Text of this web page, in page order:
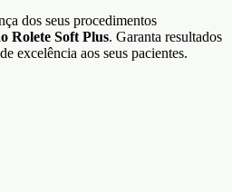
dos seus procedimentos
Rolete Soft Plus. Garanta resultados
excelência aos seus pacientes.